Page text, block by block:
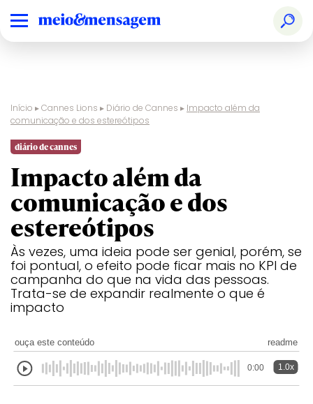
Audio & Radio
Brand
Experience &
Activation
Creative B2B
Creative Brand
Creative
Business
Transformation
Creative
Commerce
Creative Data
Design
Digital Craft
Direct
Entertainment
Entertainment
for Gaming
for Music
Entertainment
for Sport
Health &
Wellness
Industry
Innovation
Luxury
Outdoor
Titanium
Ranking
Nacional
Prêmios
Especiais
Audio & Radio
Brand
Experience &
Activation
Creative B2B
Creative Brand
Creative
Business
Transformation
Creative
Creative
Strategy
Design
Digital Craft
Direct
Entertainment
for Gaming
Film Craft
Glass
Wellness
Industry
Craft
Luxury
Creator
Sustainable
Development
Titanium
Início ▸Cannes Lions ▸ Diário de Cannes ▸ Impacto além da
comunicação e dos estereótipos
diário de cannes
Impacto além da
comunicação e dos
estereótipos
Às vezes, uma ideia pode ser genial, porém, se
foi pontual, o efeito pode ficar mais no KPI de
campanha do que na vida das pessoas.
Trata-se de expandir realmente o que é
impacto
ouça este conteúdo readme
0:00 1.0x